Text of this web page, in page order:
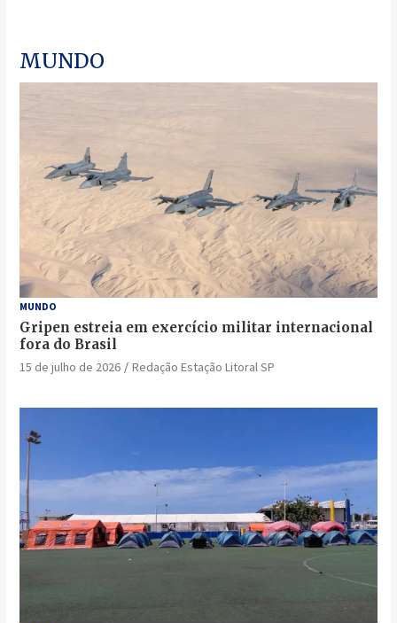
MUNDO
MUNDO
Gripen estreia em exercício militar internacional
fora do Brasil
15 de julho de 2026 Redação Estação Litoral SP